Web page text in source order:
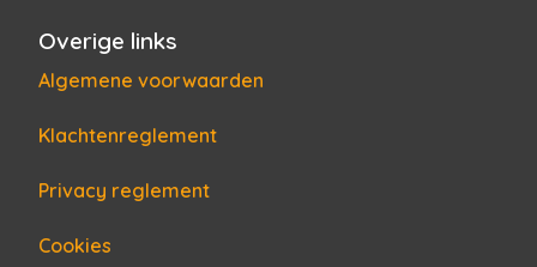
Overige links
Algemene voorwaarden
Klachtenreglement
Privacy reglement
Cookies